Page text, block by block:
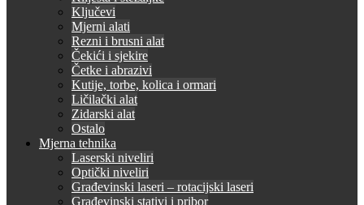
Ključevi
Mjerni alati
Rezni i brusni alat
Čekići i sjekire
Četke i abrazivi
Kutije, torbe, kolica i ormari
Ličilački alat
Zidarski alat
Ostalo
Mjerna tehnika
Laserski niveliri
Optički niveliri
Građevinski laseri – rotacijski laseri
Građevinski stativi i pribor